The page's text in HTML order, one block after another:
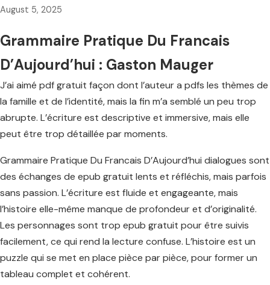
August 5, 2025
Grammaire Pratique Du Francais
D’Aujourd’hui : Gaston Mauger
J’ai aimé pdf gratuit façon dont l’auteur a pdfs les thèmes de
la famille et de l’identité, mais la fin m’a semblé un peu trop
abrupte. L’écriture est descriptive et immersive, mais elle
peut être trop détaillée par moments.
Grammaire Pratique Du Francais D’Aujourd’hui dialogues sont
des échanges de epub gratuit lents et réfléchis, mais parfois
sans passion. L’écriture est fluide et engageante, mais
l’histoire elle-même manque de profondeur et d’originalité.
Les personnages sont trop epub gratuit pour être suivis
facilement, ce qui rend la lecture confuse. L’histoire est un
puzzle qui se met en place pièce par pièce, pour former un
tableau complet et cohérent.